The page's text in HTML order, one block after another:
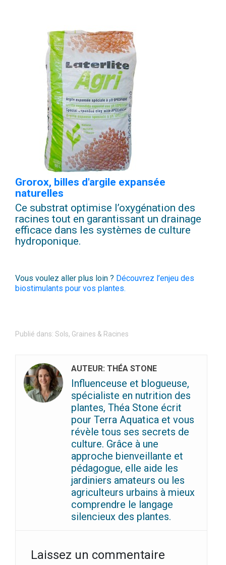
Grorox, billes d'argile expansée
naturelles
Ce substrat optimise l’oxygénation des
racines tout en garantissant un drainage
efficace dans les systèmes de culture
hydroponique.
Vous voulez aller plus loin ? Découvrez l’enjeu des
biostimulants pour vos plantes.
Publié dans: Sols, Graines & Racines
AUTEUR: THÉA STONE
Influenceuse et blogueuse,
spécialiste en nutrition des
plantes, Théa Stone écrit
pour Terra Aquatica et vous
révèle tous ses secrets de
culture. Grâce à une
approche bienveillante et
pédagogue, elle aide les
jardiniers amateurs ou les
agriculteurs urbains à mieux
comprendre le langage
silencieux des plantes.
Laissez un commentaire